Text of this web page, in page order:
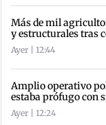
Más de mil
y estructurales tras
Ayer | 12:44
Amplio operativo
estaba prófugo con
Ayer | 12:24